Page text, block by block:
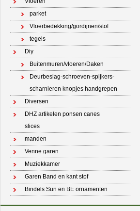
parket
Vloerbedekking/gordijnen/stof
tegels
Diy
Buitenmuren/vloeren/Daken
Deurbeslag-schroeven-spijkers-
scharnieren knopjes handgrepen
Diversen
DHZ artikelen ponsen canes
slices
manden
Venne garen
Muziekkamer
Garen Band en kant stof
Bindels Sun en BE ornamenten